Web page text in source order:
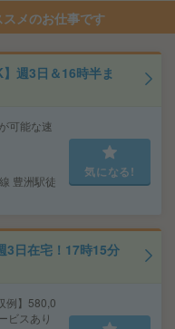
メのお仕事です
週3日＆16時半ま
可能な速
豊洲駅徒
気になる!
3日在宅！17時15分
例】580,0
ビスあり